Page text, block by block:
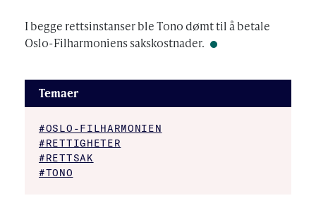
I begge rettsinstanser ble Tono dømt til å betale
Oslo-Filharmoniens sakskostnader.
Temaer
#OSLO-FILHARMONIEN
#RETTIGHETER
#RETTSAK
#TONO